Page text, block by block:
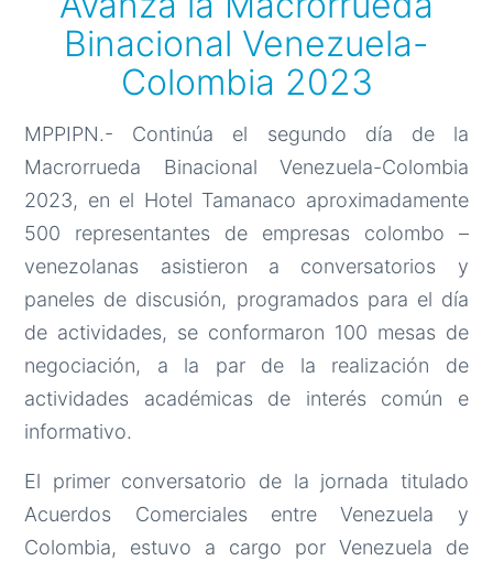
Binacional Venezuela-
Colombia 2023
MPPIPN.- Continúa el segundo día de la
Macrorrueda Binacional Venezuela-Colombia
2023, en el Hotel Tamanaco aproximadamente
500 representantes de empresas colombo –
venezolanas asistieron a conversatorios y
paneles de discusión, programados para el día
de actividades, se conformaron 100 mesas de
negociación, a la par de la realización de
actividades académicas de interés común e
informativo.
El primer conversatorio de la jornada titulado
Acuerdos Comerciales entre Venezuela y
Colombia, estuvo a cargo por Venezuela de